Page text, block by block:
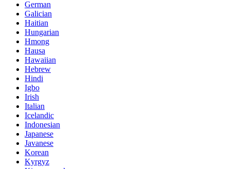
German
Galician
Haitian
Hungarian
Hmong
Hausa
Hawaiian
Hebrew
Hindi
Igbo
Irish
Italian
Icelandic
Indonesian
Japanese
Javanese
Korean
Kyrgyz